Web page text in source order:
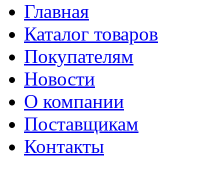
Главная
Каталог товаров
Покупателям
Новости
О компании
Поставщикам
Контакты